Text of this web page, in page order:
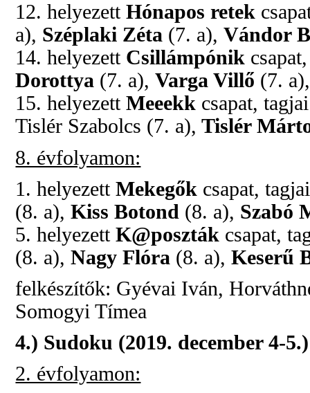
12. helyezettHónapos retek
a), Széplaki Zéta (7. a),Vándor
14. helyezett Csillámpónik
Dorottya (7. a),Varga Villő (7. a),
15. helyezettMeeekk csapat,
Tislér Szabolcs (7. a), Tislér
8. évfolyamon:
1. helyezettMekegők csapat,
(8. a),Kiss Botond (8. a), Szabó
5. helyezettK@poszták csapat,
(8. a),Nagy Flóra (8. a),Keserű
felkészítők: Gyévai Iván,
Somogyi Tímea
4.) Sudoku (2019. december 4-5.)
2. évfolyamon: